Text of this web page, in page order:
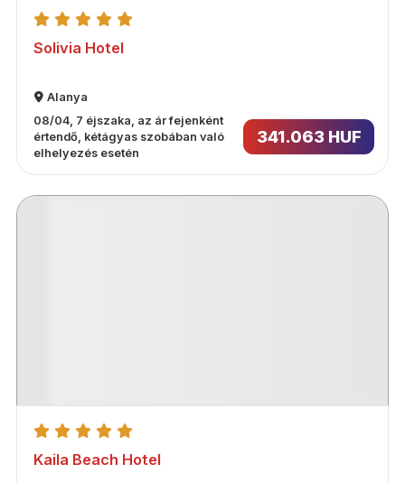
Solivia Hotel
Alanya
08/04, 7 éjszaka, az ár fejenként
értendő, kétágyas szobában való
elhelyezés esetén
341.063 HUF
Kaila Beach Hotel